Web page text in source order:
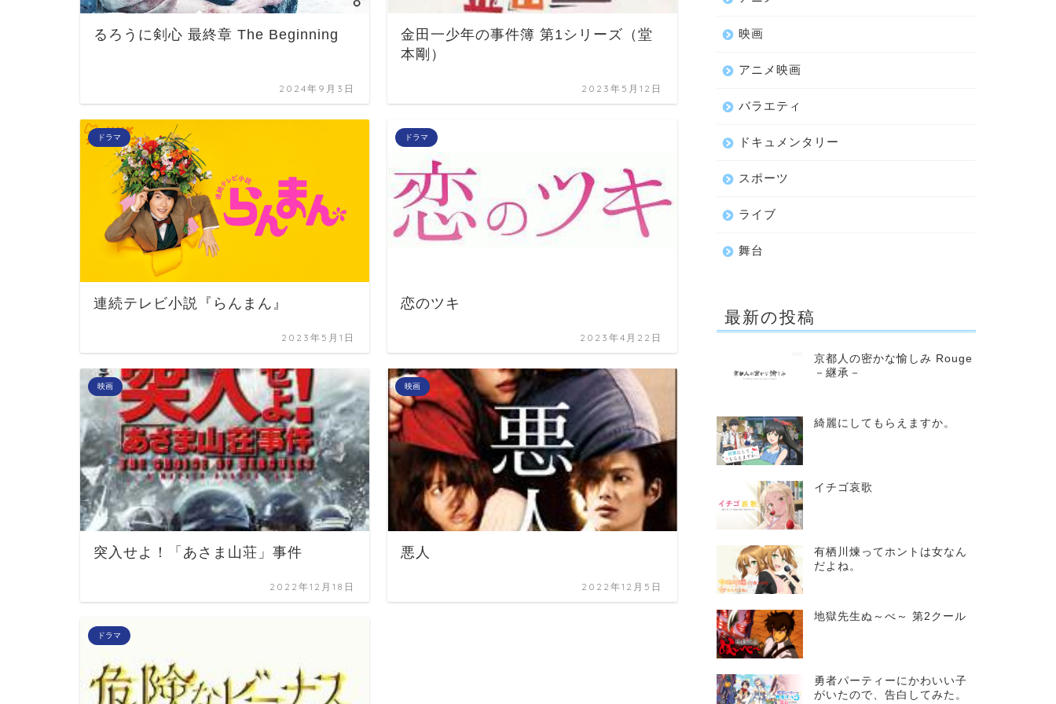
るろうに剣心 最終章 The Beginning
2024年9月3日
金田一少年の事件簿 第1シリーズ（堂
本剛）
2023年5月12日
ドラマ
連続テレビ小説『らんまん』
2023年5月1日
ドラマ
恋のツキ
2023年4月22日
映画
突入せよ！「あさま山荘」事件
2022年12月18日
映画
悪人
2022年12月5日
ドラマ
映画
アニメ映画
バラエティ
ドキュメンタリー
スポーツ
ライブ
舞台
最新の投稿
京都人の密かな愉しみ Rouge
－継承－
綺麗にしてもらえますか。
イチゴ哀歌
有栖川煉ってホントは女なん
だよね。
地獄先生ぬ～べ～ 第2クール
勇者パーティーにかわいい子
がいたので、告白してみた。